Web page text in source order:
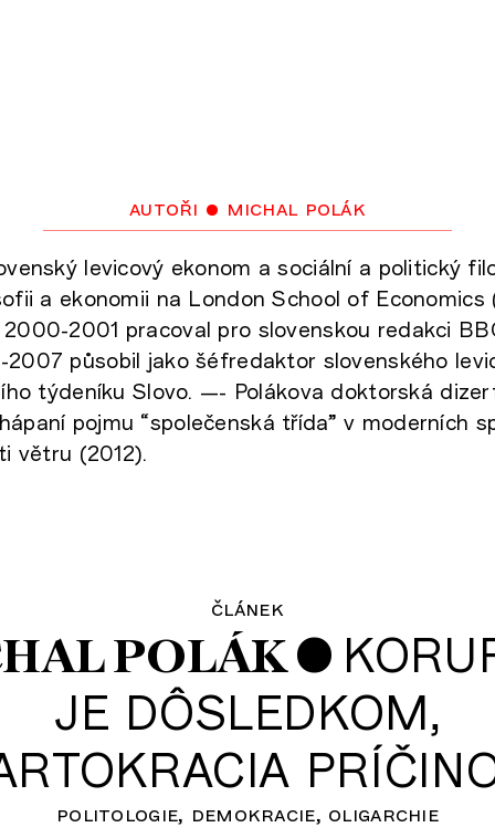
autoři • michal polák
levicový ekonom a sociální a politický
a ekonomii na London School of Economics
2001 pracoval pro slovenskou redakci
působil jako šéfredaktor slovenského
týdeníku Slovo. —- Polákova doktorská
pojmu “společenská třída” v moderních
větru (2012).
článek
POLÁK •
JE DÔSLEDKOM,
politologie demokracie oligarchie